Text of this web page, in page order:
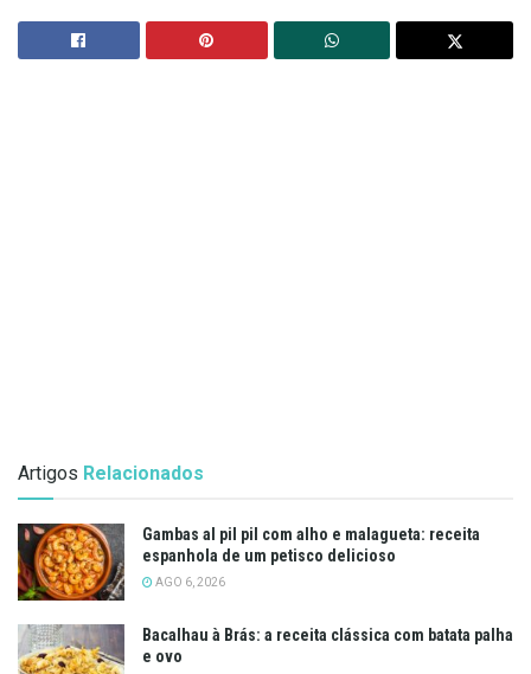
Artigos Relacionados
Gambas al pil pil com alho e malagueta: receita
espanhola de um petisco delicioso
AGO 6, 2026
Bacalhau à Brás: a receita clássica com batata palha
e ovo